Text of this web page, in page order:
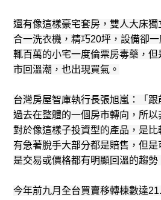
還有像這樣豪宅套房，雙人大床
合一洗衣機，精巧20坪，設備卻
輒百萬的小宅一度倫票房毒藥，
市回溫潮，也出現買氣。
台灣房屋智庫執行長張旭嵐：「
過去在整體的一個房市轉向，所
對於像這樣子投資型的產品，是
有急著脫手大部分都是賠售，但
是交易或價格都有明顯回溫的趨勢
今年前九月全台買賣移轉棟數達